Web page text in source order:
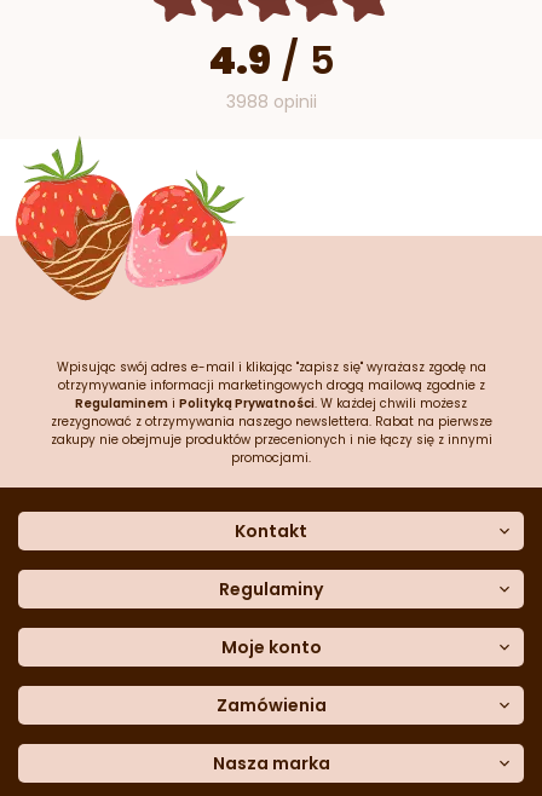
4.9 / 5
3988 opinii
Wpisując swój adres e-mail i klikając "zapisz się" wyrażasz zgodę na
otrzymywanie informacji marketingowych drogą mailową zgodnie z
Regulaminem i Polityką Prywatności. W każdej chwili możesz
zrezygnować z otrzymywania naszego newslettera. Rabat na pierwsze
zakupy nie obejmuje produktów przecenionych i nie łączy się z innymi
promocjami.
Kontakt
Dane kontaktowe
Często zadawane pytania
Sklep stacjonarny
Formularz kontaktowy
Blog
telefon:601 767 272
Regulaminy
Polityka prywatności
Polityka cookies
Polityka reklamacji
Polityka zwrotów
Dostępność cyfrowa
Moje konto
Moje dane
Historia zamówień
Lista ulubionych
Moje rabaty
Zamówienia
Metody płatności
Dane do przelewu
Nasza marka